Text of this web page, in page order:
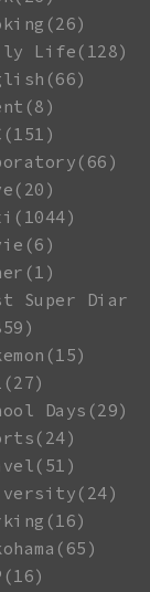
Life(128)
Super Diar
Days(29)